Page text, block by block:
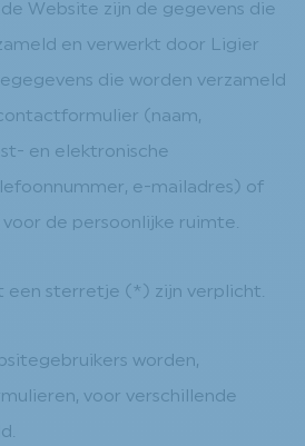
Website zijn de gegevens die
en verwerkt door Ligier
die worden verzameld
(naam,
en elektronische
e-mailadres) of
de persoonlijke ruimte.
een sterretje (*) zijn verplicht.
worden,
voor verschillende